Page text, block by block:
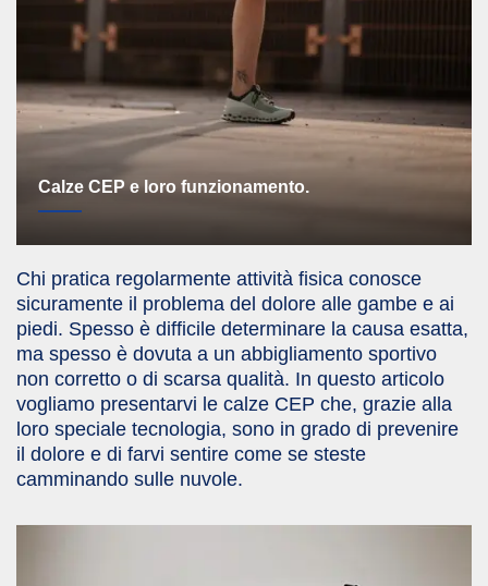
Calze CEP e loro funzionamento.
Chi pratica regolarmente attività fisica conosce
sicuramente il problema del dolore alle gambe e ai
piedi. Spesso è difficile determinare la causa esatta,
ma spesso è dovuta a un abbigliamento sportivo
non corretto o di scarsa qualità. In questo articolo
vogliamo presentarvi le calze CEP che, grazie alla
loro speciale tecnologia, sono in grado di prevenire
il dolore e di farvi sentire come se steste
camminando sulle nuvole.